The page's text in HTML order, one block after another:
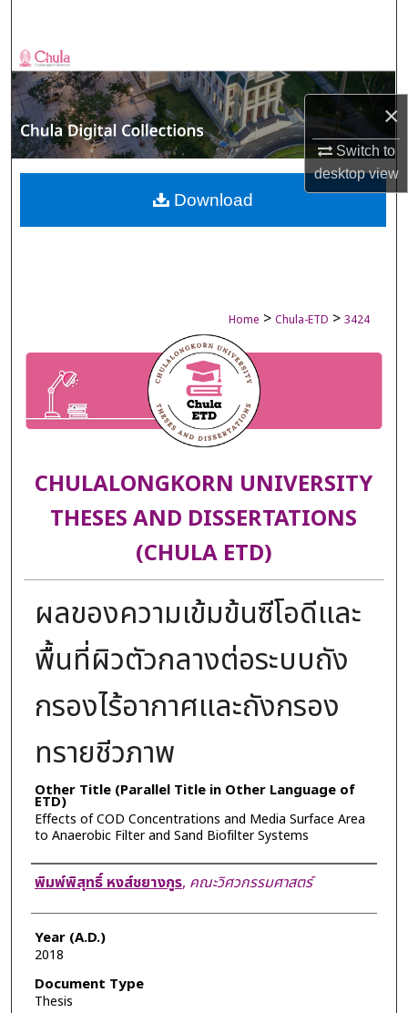
×
Switch to
desktopview
Browse Collections
My Account
About
Digital Commons Network™
Home > Chula-ETD > 3424
CHULALONGKORN UNIVERSITY
THESES AND DISSERTATIONS
(CHULA ETD)
ผลของความเข้มข้นซีโอดีและ
พื้นที่ผิวตัวกลางต่อระบบถัง
กรองไร้อากาศและถังกรอง
ทรายชีวภาพ
Other Title (Parallel Title in Other Language of
ETD)
Effects of COD Concentrations and Media Surface Area
to Anaerobic Filter and Sand Biofilter Systems
Author
พิมพ์พิสุทธิ์ หงส์ชยางกูร, คณะวิศวกรรมศาสตร์
Year (A.D.)
2018
Document Type
Thesis
Download